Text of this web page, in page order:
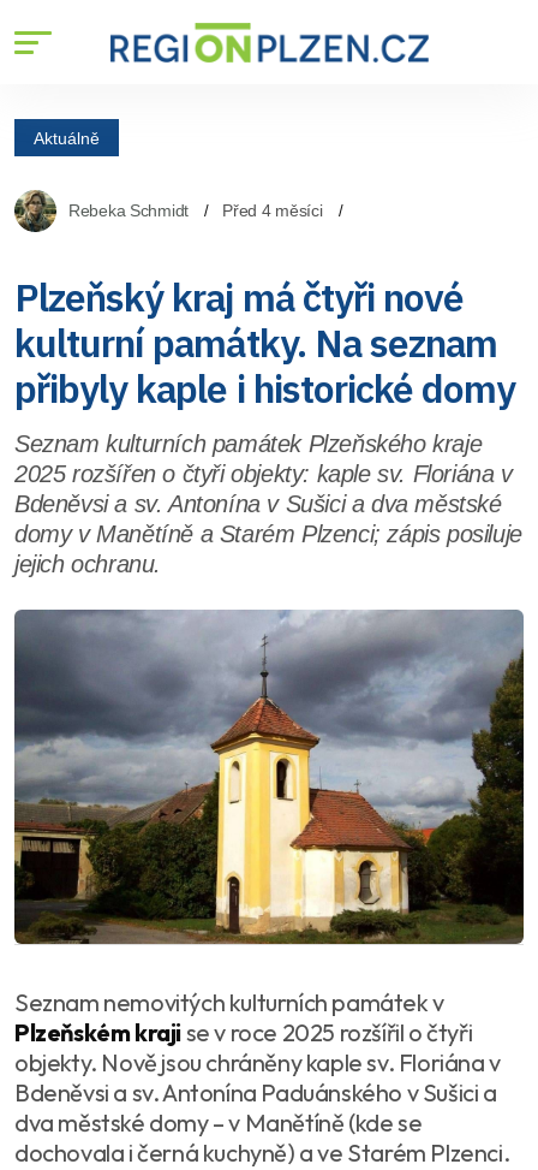
Aktuálně
Rebeka Schmidt Před 4 měsíci
Plzeňský kraj má čtyři nové
kulturní památky. Na seznam
přibyly kaple i historické domy
Seznam kulturních památek Plzeňského kraje
2025 rozšířen o čtyři objekty: kaple sv. Floriána v
Bdeněvsi a sv. Antonína v Sušici a dva městské
domy v Manětíně a Starém Plzenci; zápis posiluje
jejich ochranu.
Seznam nemovitých kulturních památek v
Plzeňském krajise v roce 2025 rozšířil o čtyři
objekty. Nově jsou chráněny kaple sv. Floriána v
Bdeněvsi a sv. Antonína Paduánského v Sušici a
dva městské domy – v Manětíně (kde se
dochovala i černá kuchyně) a ve Starém Plzenci.